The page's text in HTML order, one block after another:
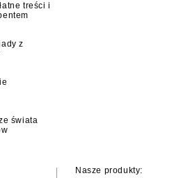
treści i
z
świata
Nasze produkty: